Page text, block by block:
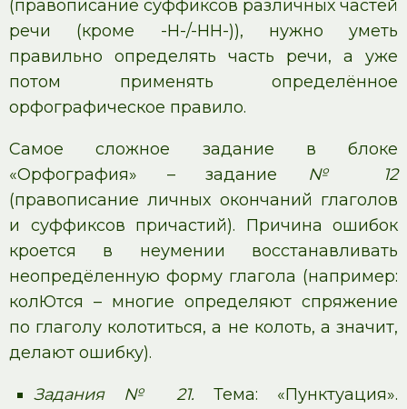
(правописание суффиксов различных частей
речи (кроме -Н-/-НН-)), нужно уметь
правильно определять часть речи, а уже
потом применять определённое
орфографическое правило.
Самое сложное задание в блоке
«Орфография» – задание
№ 12
(правописание личных окончаний глаголов
и суффиксов причастий). Причина ошибок
кроется в неумении восстанавливать
неопредёленную форму глагола (например:
колЮтся – многие определяют спряжение
по глаголу колотиться, а не колоть, а значит,
делают ошибку).
Задания № 21. Тема: «Пунктуация».